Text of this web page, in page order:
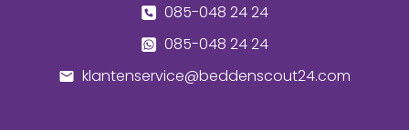
085-048 24 24
085-048 24 24
klantenservice@beddenscout24.com